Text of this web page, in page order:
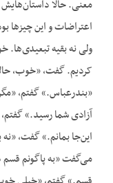
معنی. حالا
اعتراضات و این چیزها
ولی نه بقیه تبعیدی‌ها.
کردیم. گفت، «خوب،
«بندرعباس.» گفتم،
آزادی شما رسید.»
این‌جا بمانم.» گفت،
می‌گفت «به پاگونم